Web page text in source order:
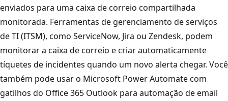
enviados para uma caixa de correio compartilhada
monitorada. Ferramentas de gerenciamento de serviços
de TI (ITSM), como ServiceNow, Jira ou Zendesk, podem
monitorar a caixa de correio e criar automaticamente
tíquetes de incidentes quando um novo alerta chegar. Você
também pode usar o Microsoft Power Automate com
gatilhos do Office 365 Outlook para automação de email